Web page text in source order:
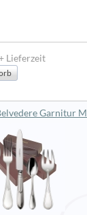
Lieferzeit
Garnitur